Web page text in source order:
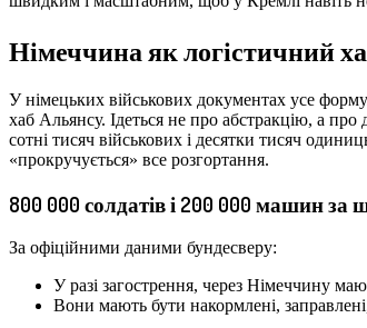
Німеччина як логістичний
У німецьких військових документах усе
хаб Альянсу. Ідеться не про абстракцію, а про
сотні тисяч військових і десятки тисяч
«прокручується» все розгортання.
800 000 солдатів і 200 000 машин за
За офіційними даними бундесверу:
У разі загострення, через Німеччину
Вони мають бути накормлені,